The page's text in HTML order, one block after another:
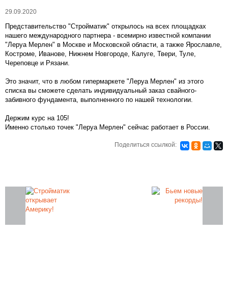
29.09.2020
Представительство "Стройматик" открылось на всех площадках
нашего международного партнера - всемирно известной компании
"Леруа Мерлен" в Москве и Московской области, а также Ярославле,
Костроме, Иванове, Нижнем Новгороде, Калуге, Твери, Туле,
Череповце и Рязани.
Это значит, что в любом гипермаркете "Леруа Мерлен" из этого
списка вы сможете сделать индивидуальный заказ свайного-
забивного фундамента, выполненного по нашей технологии.
Держим курс на 105!
Именно столько точек "Леруа Мерлен" сейчас работает в России.
Поделиться ссылкой: